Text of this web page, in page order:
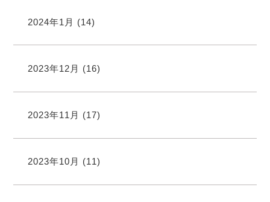
2024年1月 (14)
2023年12月 (16)
2023年11月 (17)
2023年10月 (11)